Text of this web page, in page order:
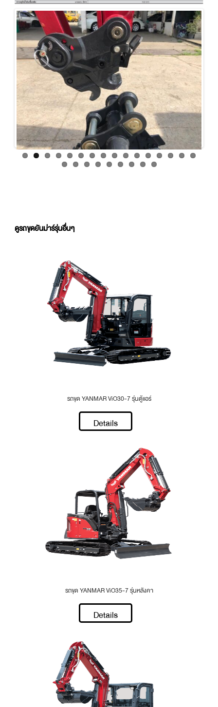
ดูรถขุดยันม่าร์รุ่นอื่นๆ
รถขุด YANMAR ViO30-7 รุ่นตู้แอร์
Details
รถขุด YANMAR ViO35-7 รุ่นหลังคา
Details